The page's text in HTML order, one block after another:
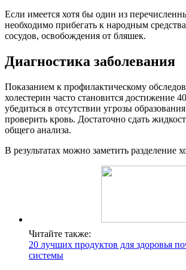
Если имеется хотя бы один из
необходимо прибегать к народным
сосудов, освобождения от бляшек.
Диагностика заболевания
Показанием к профилактическому
холестерин часто становится достижение
убедиться в отсутствии угрозы
проверить кровь. Достаточно сдать
общего анализа.
В результатах можно заметить разделение
Читайте также:
20 лучших продуктов для здоровья
системы